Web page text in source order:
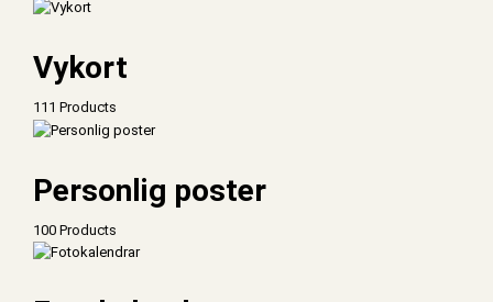
Vykort
111 Products
Personlig poster
100 Products